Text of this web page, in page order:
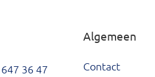
36 47
Algemeen
Contact